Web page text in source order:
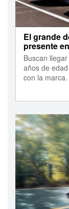
El grande
presente
Buscan
años de
con la marca.